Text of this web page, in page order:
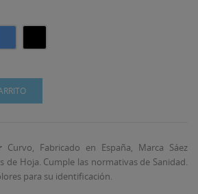
Curvo, Fabricado en España, Marca Sáez
de Hoja. Cumple las normativas de Sanidad.
para su identificación.
para guardar productos en su lista